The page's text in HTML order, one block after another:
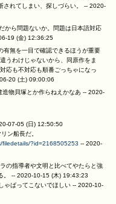
されてしまい、探しづらい。 -- 2020-
から問題ないか。問題は日本語対応
19 (金) 12:36:25
有無を一目で確認できるほうが重要
うわけじゃないから、同原作をま
応も不対応も順番ごっちゃになっ
20 (土) 09:00:06
物貝塚とか作らねえかなあ -- 2020-
07-05 (日) 12:50:50
ン船長だ。
filedetails/?id=2168505253 -- 2020-
の指導者や文明と比べてやたらと強
。 -- 2020-10-15 (木) 19:43:23
ゃばってこないでほしい -- 2020-10-